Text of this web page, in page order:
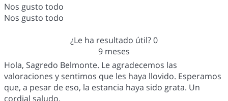
Nos gusto todo
Nos gusto todo
¿Le ha resultado útil?0
9 meses
Hola, Sagredo Belmonte. Le agradecemos las
valoraciones y sentimos que les haya llovido. Esperamos
que, a pesar de eso, la estancia haya sido grata. Un
cordial saludo.